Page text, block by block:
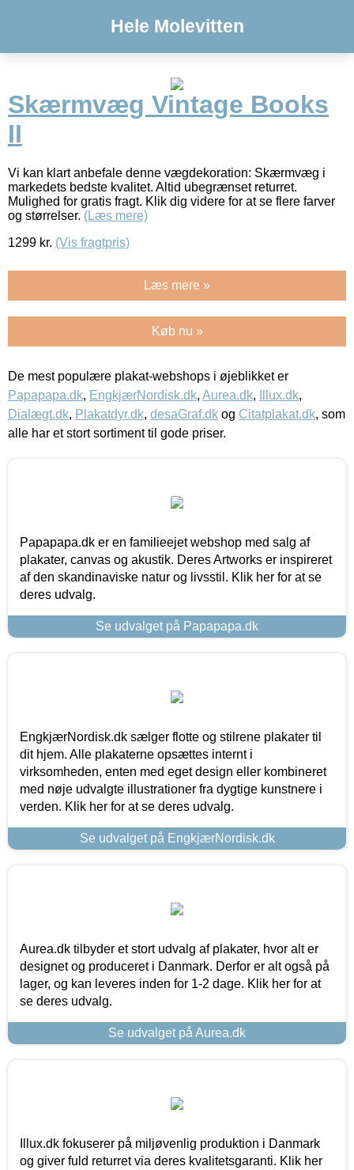
Hele Molevitten
Skærmvæg Vintage Books
II
Vi kan klart anbefale denne vægdekoration: Skærmvæg i
markedets bedste kvalitet. Altid ubegrænset returret.
Mulighed for gratis fragt. Klik dig videre for at se flere farver
og størrelser. (Læs mere)
1299 kr. (Vis fragtpris)
Læs mere »
Køb nu »
De mest populære plakat-webshops i øjeblikket er
Papapapa.dk, EngkjærNordisk.dk, Aurea.dk, Illux.dk,
Dialægt.dk, Plakatdyr.dk, desaGraf.dk og Citatplakat.dk, som
alle har et stort sortiment til gode priser.
Papapapa.dk er en familieejet webshop med salg af
plakater, canvas og akustik. Deres Artworks er inspireret
af den skandinaviske natur og livsstil. Klik her for at se
deres udvalg.
Se udvalget på Papapapa.dk
EngkjærNordisk.dk sælger flotte og stilrene plakater til
dit hjem. Alle plakaterne opsættes internt i
virksomheden, enten med eget design eller kombineret
med nøje udvalgte illustrationer fra dygtige kunstnere i
verden. Klik her for at se deres udvalg.
Se udvalget på EngkjærNordisk.dk
Aurea.dk tilbyder et stort udvalg af plakater, hvor alt er
designet og produceret i Danmark. Derfor er alt også på
lager, og kan leveres inden for 1-2 dage. Klik her for at
se deres udvalg.
Se udvalget på Aurea.dk
Illux.dk fokuserer på miljøvenlig produktion i Danmark
og giver fuld returret via deres kvalitetsgaranti. Klik her